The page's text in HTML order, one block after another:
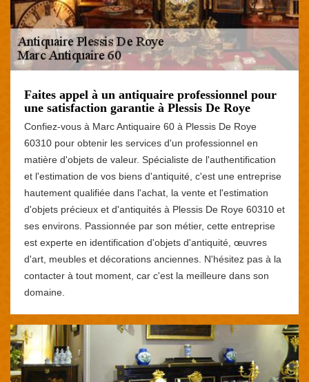
Faites appel à un antiquaire professionnel pour
une satisfaction garantie à Plessis De Roye
Confiez-vous à Marc Antiquaire 60 à Plessis De Roye
60310 pour obtenir les services d'un professionnel en
matière d'objets de valeur. Spécialiste de l'authentification
et l'estimation de vos biens d'antiquité, c'est une entreprise
hautement qualifiée dans l'achat, la vente et l'estimation
d'objets précieux et d'antiquités à Plessis De Roye 60310 et
ses environs. Passionnée par son métier, cette entreprise
est experte en identification d'objets d'antiquité, œuvres
d'art, meubles et décorations anciennes. N'hésitez pas à la
contacter à tout moment, car c'est la meilleure dans son
domaine.